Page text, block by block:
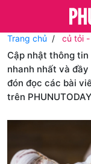
Trang chủ củ tỏi
Cập nhật thông
nhanh nhất và
đón đọc các bài
trên